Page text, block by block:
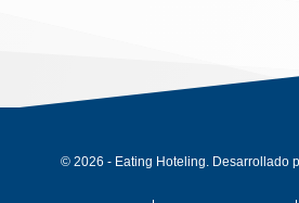
© 2026 - Eating Hoteling. Desarrollado